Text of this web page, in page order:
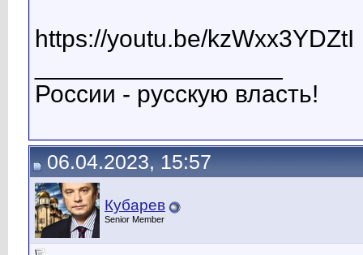
https://youtu.be/kzWxx3YDZtI
России - русскую власть!
06.04.2023, 15:57
Кубарев
Senior Member